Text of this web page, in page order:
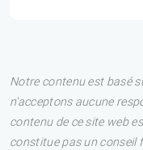
Notre contenu est basé
n'acceptons aucune
contenu de ce site web
constitue pas un conseil